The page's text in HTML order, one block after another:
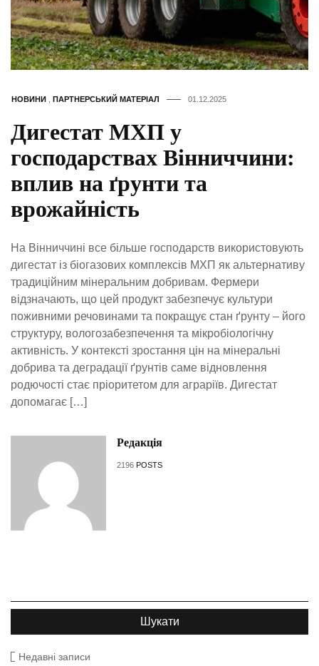
НОВИНИ ПАРТНЕРСЬКИЙ МАТЕРІАЛ 01.12.2025
Дигестат МХП у
господарствах Вінниччини:
вплив на ґрунти та
врожайність
На Вінниччині все більше господарств використовують
дигестат із біогазових комплексів МХП як альтернативу
традиційним мінеральним добривам. Фермери
відзначають, що цей продукт забезпечує культури
поживними речовинами та покращує стан ґрунту – його
структуру, вологозабезпечення та мікробіологічну
активність. У контексті зростання цін на мінеральні
добрива та деградації ґрунтів саме відновлення
родючості стає пріоритетом для аграріїв. Дигестат
допомагає […]
Редакція
2196 POSTS
Недавні записи